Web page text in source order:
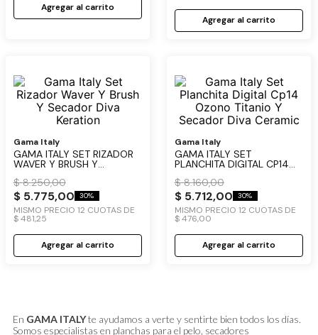
Agregar al carrito
Agregar al carrito
Gama Italy
GAMA ITALY SET RIZADOR
WAVER Y BRUSH Y
$ 8.250,00
$ 5.775,00 30%
MISMO PRECIO 12 CUOTAS DE
$ 481,25
Agregar al carrito
Gama Italy
GAMA ITALY SET
PLANCHITA DIGITAL CP14
SECADOR DIVA CERAMIC
$ 8.160,00
$ 5.712,00 30%
MISMO PRECIO 12 CUOTAS DE
$ 476,00
Agregar al carrito
En GAMA ITALYte ayudamos a verte y sentirte bien todos los días.
Somos especialistas en planchas para el pelo, secadores